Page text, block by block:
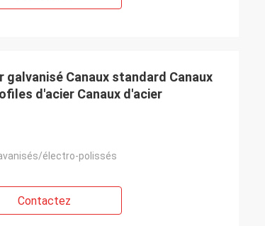
Canaux standard Canaux
d'acier Canaux d'acier
électro-polissés
Contactez